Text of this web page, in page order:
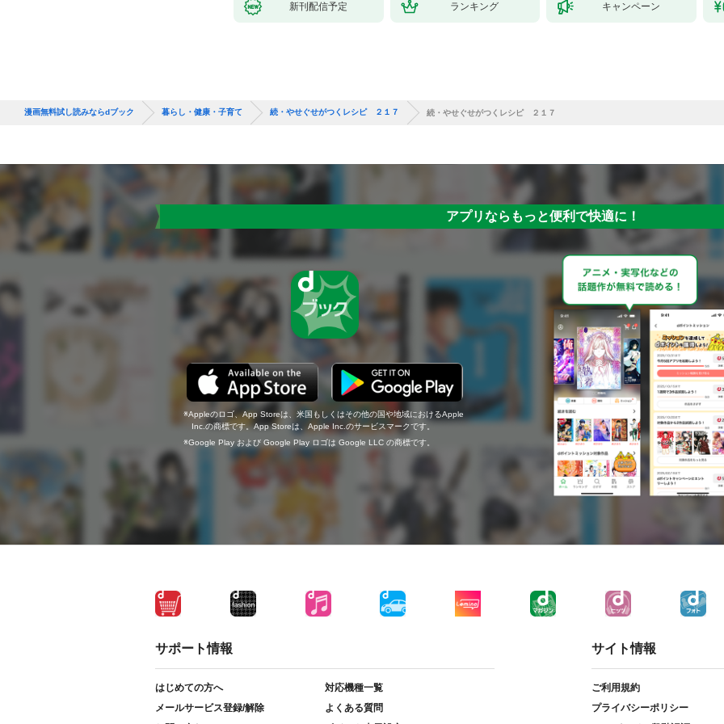
新刊配信予定 ランキング キャンペーン
漫画無料試し読みならdブック 暮らし・健康・子育て 続・やせぐせがつくレシピ ２１７ 続・やせぐせがつくレシピ ２１７
アプリならもっと便利で快適に！
Appleのロゴ、App Storeは、米国もしくはその他の国や地域におけるApple
Inc.の商標です。App Storeは、Apple Inc.のサービスマークです。
Google Play および Google Play ロゴは Google LLC の商標です。
サポート情報
はじめての方へ
対応機種一覧
メールサービス登録/解除
よくある質問
サイト情報
ご利用規約
プライバシーポリシー